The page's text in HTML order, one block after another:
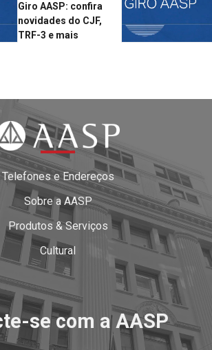
Giro AASP: confira
novidades do CJF,
TRF-3 e mais
Telefones e Endereços
Sobre a AASP
Produtos & Serviços
Cultural
se com a AASP